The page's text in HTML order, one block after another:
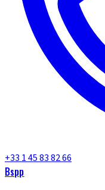
+33 1 45 83 82 66
Bspp